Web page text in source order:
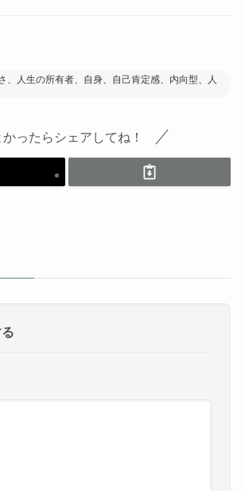
、人生の所有者、自身、自己肯定感、内向型、人
かったらシェアしてね！